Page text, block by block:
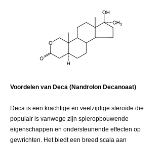
Voordelen van Deca (Nandrolon Decanoaat)
Deca is een krachtige en veelzijdige steroïde die
populair is vanwege zijn spieropbouwende
eigenschappen en ondersteunende effecten op
gewrichten. Het biedt een breed scala aan